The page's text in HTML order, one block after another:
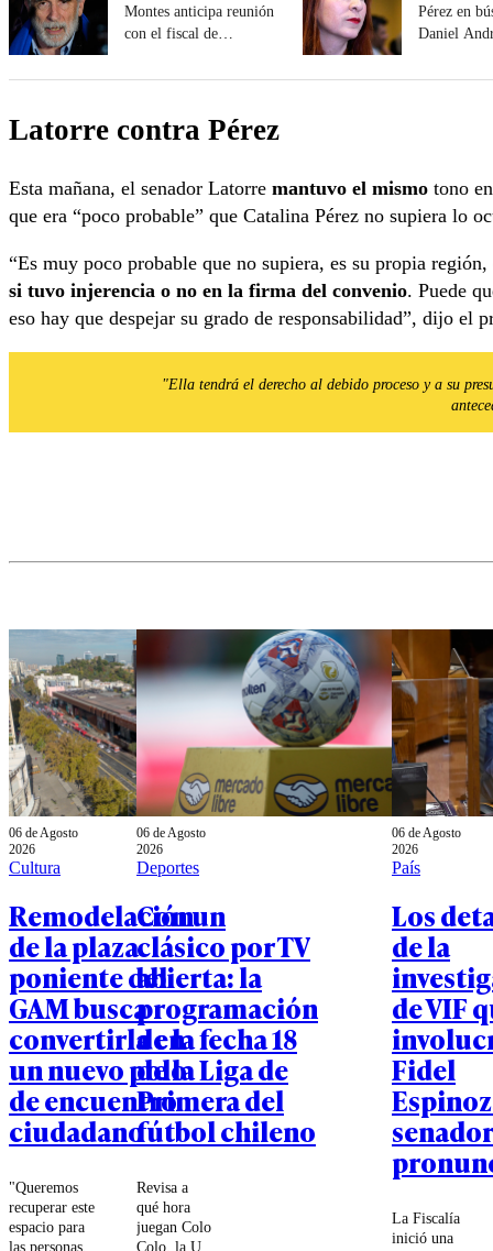
Montes anticipa reunión
con el fiscal de
Pérez en
Daniel
Latorre contra Pérez
Esta mañana, el senador Latorre mantuvo el mismo tono
que era “poco probable” que Catalina Pérez no supiera lo
“Es muy poco probable que no supiera, es su propia
si tuvo injerencia o no en la firma del convenio. Puede
eso hay que despejar su grado de responsabilidad”, dijo el
"Ella tendrá el derecho al debido proceso y a su
06 de Agosto
2026
Cultura
Remodelación
de la plaza
poniente del
GAM busca
convertirla en
un nuevo polo
de encuentro
ciudadano
"Queremos
recuperar este
espacio para
las personas,
06 de Agosto
2026
Deportes
Con un
clásico por TV
abierta: la
programación
de la fecha 18
de la Liga de
Primera del
fútbol chileno
Revisa a
qué hora
juegan Colo
Colo, la U
06 de Agosto
2026
País
Los
de la
de VIF
Fidel
La Fiscalía
inició una